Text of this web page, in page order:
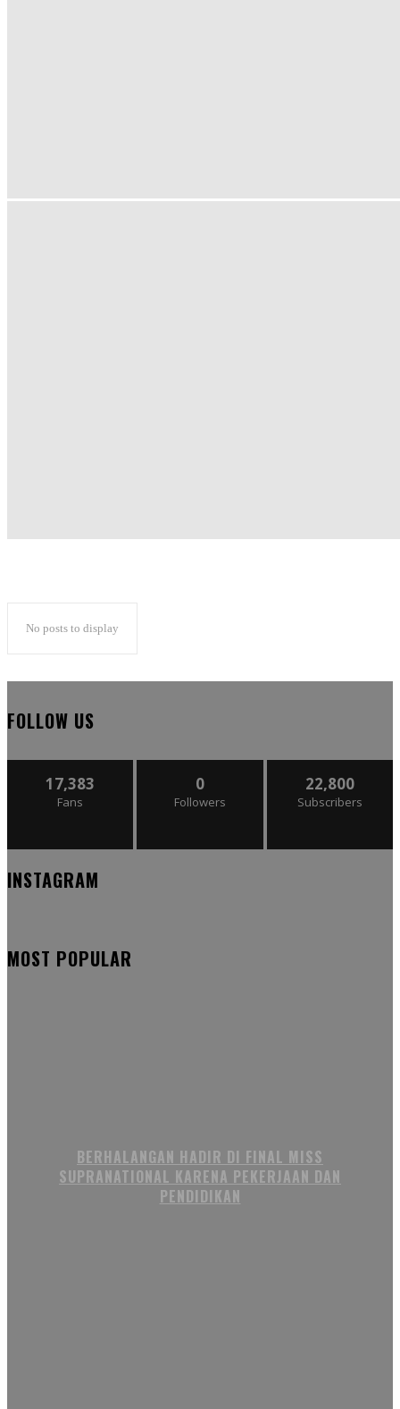
No posts to display
FOLLOW US
17,383
Fans
0
Followers
22,800
Subscribers
INSTAGRAM
MOST POPULAR
BERHALANGAN HADIR DI FINAL MISS
SUPRANATIONAL KARENA PEKERJAAN DAN
PENDIDIKAN